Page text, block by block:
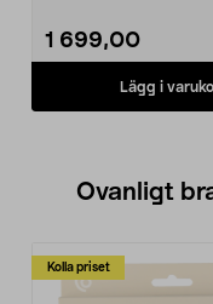
än med en vanlig fläkt.
• Tyst, luftfuktande
dammfilter och stor
• 4 hastigheter och 3
1 699,00
Lägg i
Ovanligt
Kolla priset